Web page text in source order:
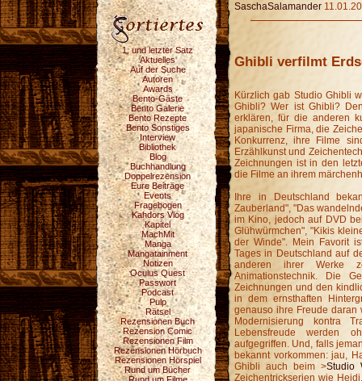
1. und letzter Satz
Aktuelles
Auf der Suche
Autoren
Awards
Bento-Gäste
Bento Galerie
Bento Rezepte
Bento Sonstiges
Interview
Bibliothek
Blog
Buchhandlung
Doppelrezension
Eure Beiträge
Events
Fragebogen
Kahdors Vlog
Kapitel
MachMit
Manga
Mangatainment
Notizen
Oculus Quest
Passwort
Podcast
Pulp
Rätsel
Rezensionen Buch
Rezension Comic
Rezensionen Film
Rezensionen Hörbuch
Rezensionen Hörspiel
Rund um Bücher
SaschaSalamander
Ghibli verfilmt
Kürzlich gab Studio Ghibli
Ghibli? Wer ist Ghibli?
erklären, für die anderen
japanische Firma, die
Konkurrenz, ihre Filme
Erzählkunst und
Zeichnungen ist in den
die Filme an ihrem
Ihre in Deutschland
Zauberland", "Das
im Kino, jedoch auf DVD
Glühwürmchen", "Kikis
der Winde". Mein Favorit
Tages in Deutschland auf
anderen ihrer Werke
Animationstechnik. Die
Zeichnungen und den
in dem ernsthaften
genauso ihre Freude daran
Modernisierung kontra
Lebensfreude werden
aufgegriffen. Und, falls
bekannt vorkommen: jau,
Ghibli auch beim >Studio
Zeichentrickserien wie